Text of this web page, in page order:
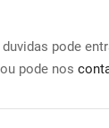
pode
ou pode nos